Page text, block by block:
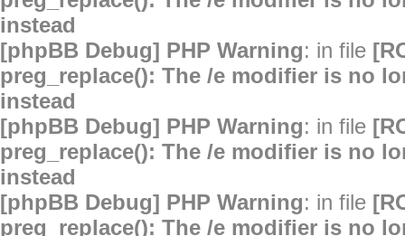
instead
[phpBB Debug] PHP Warning: in file
preg_replace(): The /e modifier is no
instead
[phpBB Debug] PHP Warning: in file
preg_replace(): The /e modifier is no
instead
[phpBB Debug] PHP Warning: in file
preg_replace(): The /e modifier is no